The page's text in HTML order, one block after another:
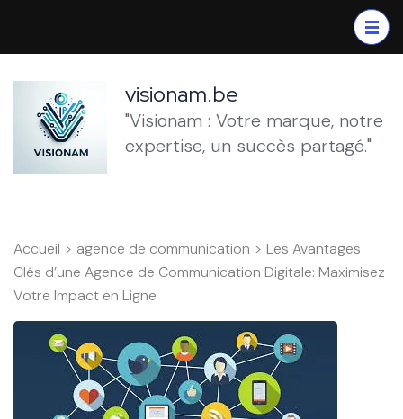
contenu
(Pressez
Entrée)
visionam.be
"Visionam : Votre marque, notre
expertise, un succès partagé."
Accueil > agence de communication > Les Avantages
Clés d’une Agence de Communication Digitale: Maximisez
Votre Impact en Ligne